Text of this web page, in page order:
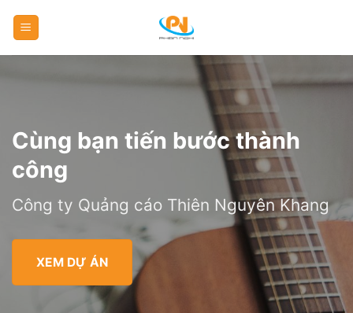
Cùng bạn tiến bước thành
công
Công ty Quảng cáo Thiên Nguyên Khang
XEM DỰ ÁN